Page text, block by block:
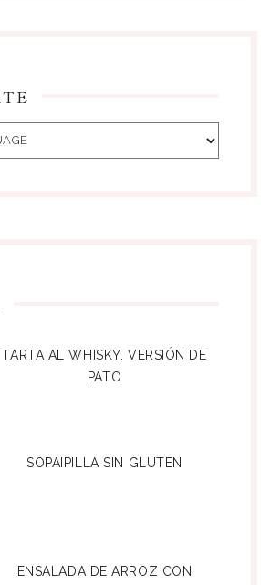
TARTA AL WHISKY. VERSIÓN DE
PATO
SOPAIPILLA SIN GLUTEN
ENSALADA DE ARROZ CON